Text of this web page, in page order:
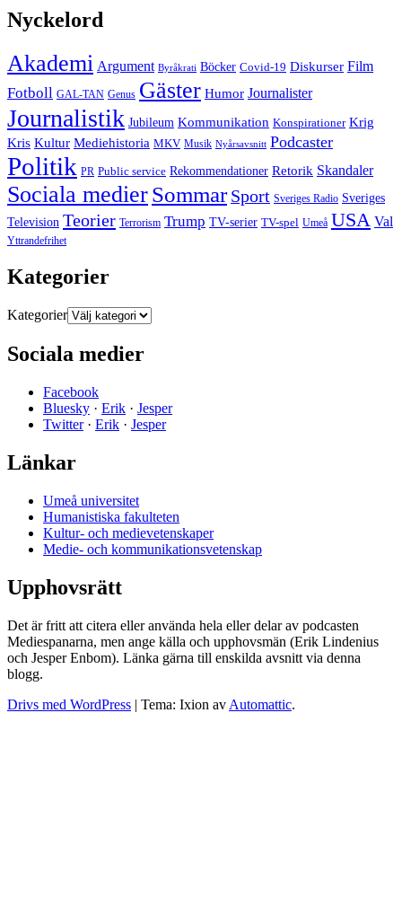
Nyckelord
Akademi Argument Byråkrati Böcker Covid-19 Diskurser Film
Fotboll GAL-TAN Genus Gäster Humor Journalister
Journalistik Jubileum Kommunikation Konspirationer Krig
Kris Kultur Mediehistoria MKV Musik Nyårsavsnitt Podcaster
Politik PR Public service Rekommendationer Retorik Skandaler
Sociala medierSommar Sport Sveriges Radio Sveriges
Television Teorier Terrorism Trump TV-serier TV-spel Umeå USA Val
Yttrandefrihet
Kategorier
Kategorier
Sociala medier
Facebook
Bluesky · Erik · Jesper
Twitter· Erik · Jesper
Länkar
Umeå universitet
Humanistiska fakulteten
Kultur- och medievetenskaper
Medie- och kommunikationsvetenskap
Upphovsrätt
Det är fritt att citera eller använda hela eller delar av podcasten
Mediespanarna, men ange källa och upphovsmän (Erik Lindenius
och Jesper Enbom). Länka gärna till enskilda avsnitt via denna
blogg.
Drivs med WordPress | Tema: Ixion av Automattic.